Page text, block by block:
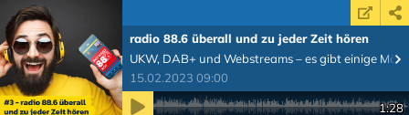
radio 88.6 überall und zu jeder Zeit hören
UKW, DAB+ und Webstreams – es gibt einige
15.02.2023 09:00
Zeit 1:28